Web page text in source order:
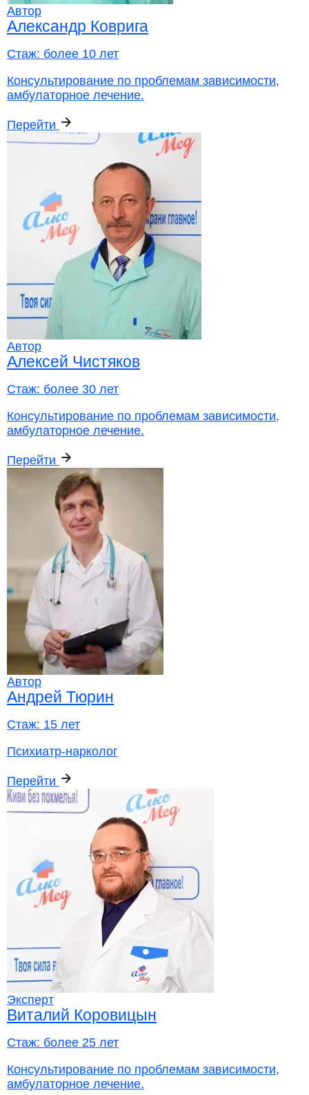
Автор
Александр Коврига
Стаж: более 10 лет
Консультирование по проблемам зависимости,
амбулаторное лечение.
Перейти
Автор
Алексей Чистяков
Стаж: более 30 лет
Консультирование по проблемам зависимости,
амбулаторное лечение.
Перейти
Автор
Андрей Тюрин
Стаж: 15 лет
Психиатр-нарколог
Перейти
Эксперт
Виталий Коровицын
Стаж: более 25 лет
Консультирование по проблемам зависимости,
амбулаторное лечение.